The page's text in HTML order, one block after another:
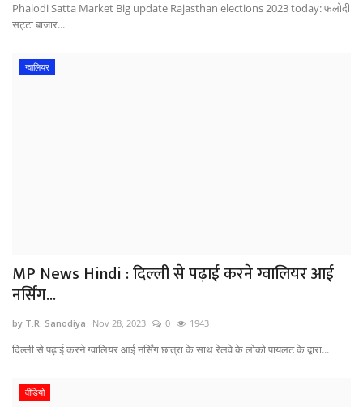
Phalodi Satta Market Big update Rajasthan elections 2023 today: फलोदी
सट्टा बाजार...
ग्वालियर
MP News Hindi : दिल्ली से पढ़ाई करने ग्वालियर आई
नर्सिंग...
by T.R. Sanodiya Nov 28, 2023 0 1943
दिल्ली से पढ़ाई करने ग्वालियर आई नर्सिंग छात्रा के साथ रेलवे के लोको पायलट के द्वारा...
वीडियो